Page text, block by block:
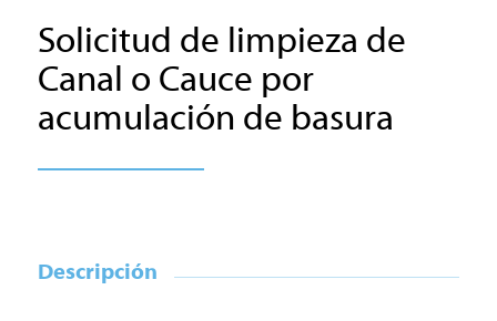
Solicitud de limpieza de
Canal o Cauce por
acumulación de basura
Descripción